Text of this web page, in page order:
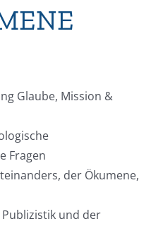
Glaube, Mission &
Fragen
der Ökumene,
und der